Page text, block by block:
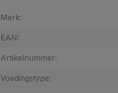
Merk:
EAN:
Artikelnummer:
Voedingstype: